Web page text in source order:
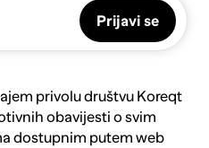
Prijavi se
privolu društvu Koreqt
obavijesti o svim
dostupnim putem web